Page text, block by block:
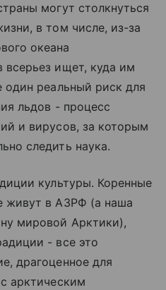
могут столкнуться
в том числе, из-за
океана
всерьез ищет, куда им
один реальный риск для
льдов - процесс
и вирусов, за которым
следить наука.
культуры. Коренные
живут в АЗРФ (а наша
мировой Арктики),
- все это
драгоценное для
арктическим